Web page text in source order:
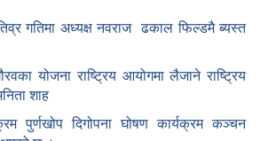
गतिमा अध्यक्ष नवराज ढकाल फिल्डमै ब्यस्त
योजना राष्ट्रिय आयोगमा लैजाने राष्ट्रिय
शाह
पुर्णखोप दिगोपना घोषण कार्यक्रम कञ्‍चन